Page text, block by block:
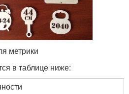
метрики
в таблице ниже: